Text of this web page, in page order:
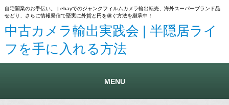
自宅開業のお手伝い。 | ebayでのジャンクフィルムカメラ輸出転売、海外スーパーブランド品
せどり、さらに情報発信で堅実に外貨と円を稼ぐ方法を継承中！
中古カメラ輸出実践会 | 半隠居ライ
フを手に入れる方法
MENU